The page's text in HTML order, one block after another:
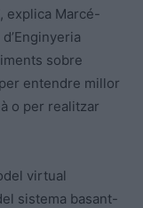
explica Marcé-
sobre
entendre millor
o per realitzar
virtual
sistema basant-